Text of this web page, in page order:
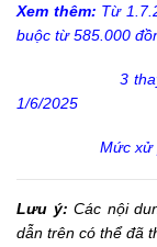
Xem thêm: Từ
buộc từ 585.000
3
1/6/2025
Mức xử
Lưu ý: Các nội
dẫn trên có thể đã